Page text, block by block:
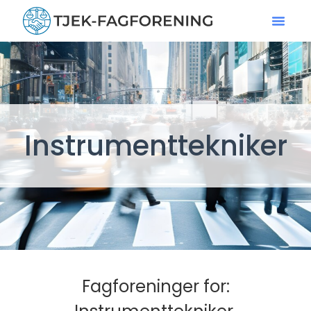
Instrumenttekniker
Fagforeninger for: